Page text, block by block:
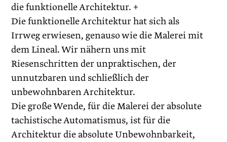
die funktionelle Architektur. +
Die funktionelle Architektur hat sich als
Irrweg erwiesen, genauso wie die Malerei mit
dem Lineal. Wir nähern uns mit
Riesenschritten der unpraktischen, der
unnutzbaren und schließlich der
unbewohnbaren Architektur.
Die große Wende, für die Malerei der absolute
tachistische Automatismus, ist für die
Architektur die absolute Unbewohnbarkeit,